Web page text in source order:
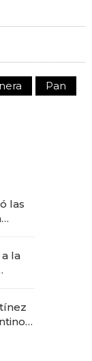
Pan
las
la